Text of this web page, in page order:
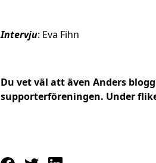
Intervju: Eva Fihn
Du vet väl att även Anders
supporterföreningen. Under